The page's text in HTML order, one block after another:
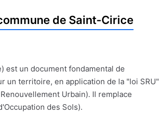
de Saint-Cirice
est un document fondamental de
un territoire, en application de la "loi SRU"
Urbain). Il remplace
des Sols).